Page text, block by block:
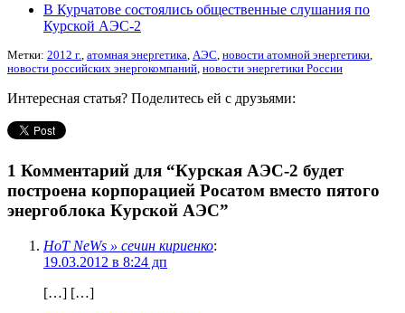
В Курчатове состоялись общественные слушания по
Курской АЭС-2
Метки: 2012 г. атомная энергетика АЭС новости атомной энергетики
новости российских энергокомпаний новости энергетики России
Интересная статья? Поделитесь ей с друзьями:
1 Комментарий для “Курская АЭС-2 будет
построена корпорацией Росатом вместо пятого
энергоблока Курской АЭС”
HoT NeWs » сечин кириенко:
19.03.2012 в 8:24 дп
[…] […]